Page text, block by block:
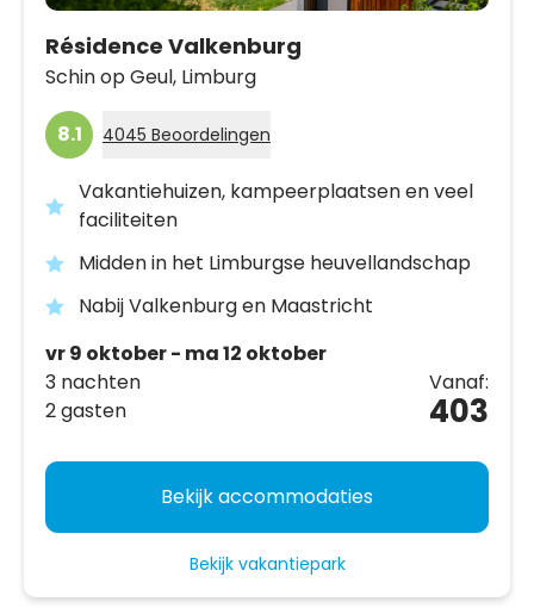
Résidence Valkenburg
Schin op Geul, Limburg
8.1 4045 Beoordelingen
Vakantiehuizen, kampeerplaatsen en veel
faciliteiten
Midden in het Limburgse heuvellandschap
Nabij Valkenburg en Maastricht
vr 9 oktober - ma 12 oktober
3 nachten
2 gasten
Vanaf:
403
Bekijk accommodaties
Bekijk vakantiepark